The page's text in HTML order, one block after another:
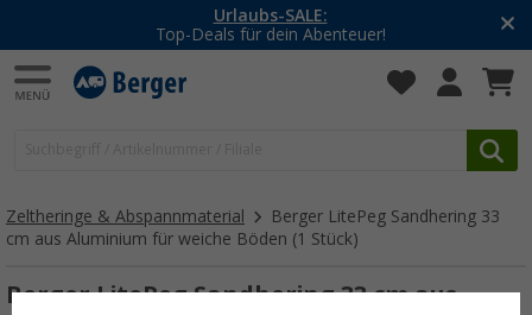
Urlaubs-SALE:
Top-Deals für dein Abenteuer!
Zeltheringe & Abspannmaterial
Berger LitePeg Sandhering 33
cm aus Aluminium für weiche Böden (1 Stück)
Berger LitePeg Sandhering 33 cm aus